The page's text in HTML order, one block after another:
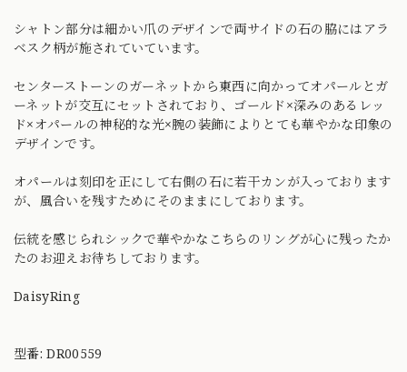
シャトン部分は細かい爪のデザインで両サイドの石の脇にはアラ
ベスク柄が施されていています。
センターストーンのガーネットから東西に向かってオパールとガ
ーネットが交互にセットされており、ゴールド×深みのあるレッ
ド×オパールの神秘的な光×腕の装飾によりとても華やかな印象の
デザインです。
オパールは刻印を正にして右側の石に若干カンが入っております
が、風合いを残すためにそのままにしております。
伝統を感じられシックで華やかなこちらのリングが心に残ったか
たのお迎えお待ちしております。
DaisyRing
型番: DR00559